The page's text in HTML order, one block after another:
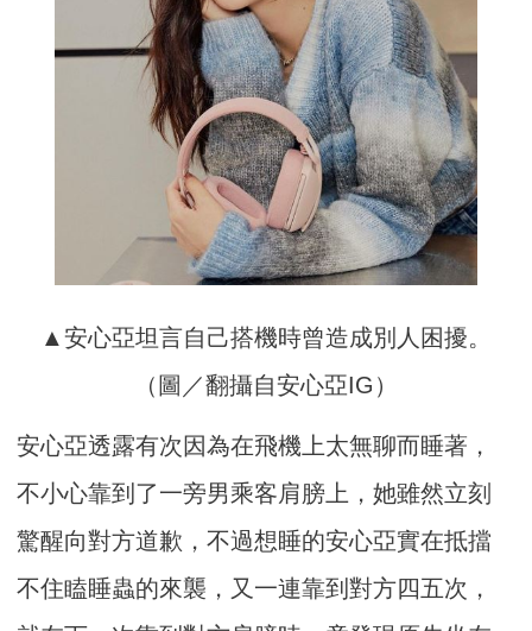
▲安心亞坦言自己搭機時曾造成別人困擾。
（圖／翻攝自安心亞IG）
安心亞透露有次因為在飛機上太無聊而睡著，
不小心靠到了一旁男乘客肩膀上，她雖然立刻
驚醒向對方道歉，不過想睡的安心亞實在抵擋
不住瞌睡蟲的來襲，又一連靠到對方四五次，